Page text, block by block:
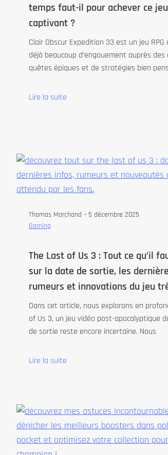
temps faut-il pour achever ce jeu
captivant ?
Clair Obscur Expedition 33 est un jeu RPG
déjà beaucoup d’engouement auprès
quêtes épiques et de stratégies bien
Lire la suite
Thomas Marchand – 5 décembre 2025
Gaming
The Last of Us 3 : Tout ce qu’il
sur la date de sortie, les
rumeurs et innovations du jeu
Dans cet article, nous explorons en
of Us 3, un jeu vidéo post-apocalyptique
de sortie reste encore incertaine. Nous
Lire la suite